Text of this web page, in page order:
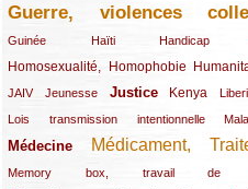
Guerre, violences
(149/289)
Guinée
(12/289) Haïti
(15/289) Handicap
(10/289)
(49/289)
Homosexualité, Homophobie
(44/289)
(47/289)
(34/289)
JAIV
(10/289)Jeunesse
(21/289) Justice
(65/289) Kenya
(35/289)
(25/289)
(62/289)
Lois transmission intentionnelle
(24/289)
(11/289)
(21/289)
Médecine
(62/289) Médicament,
(142/289)
Memory box, travail de
(11/289)